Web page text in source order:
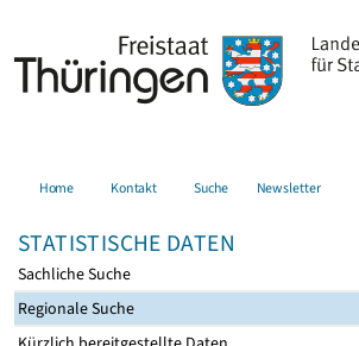
Home Kontakt Suche Newsletter
STATISTISCHE DATEN
Sachliche Suche
Regionale Suche